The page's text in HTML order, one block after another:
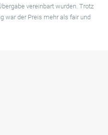
vereinbart wurden. Trotz
war der Preis mehr als fair und
obendrauf war s